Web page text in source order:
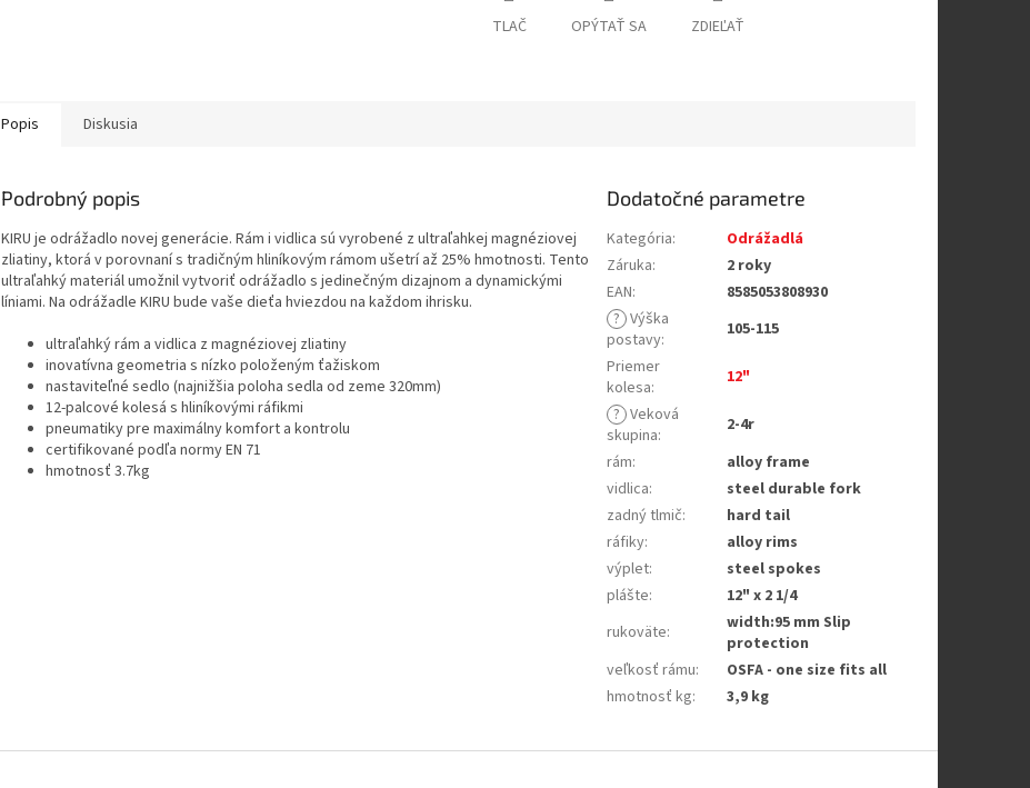
TLAČ OPÝTAŤ SA ZDIEĽAŤ
Popis Diskusia
Podrobný popis
KIRU je odrážadlo novej generácie. Rám i vidlica sú vyrobené z ultraľahkej magnéziovej
zliatiny, ktorá v porovnaní s tradičným hliníkovým rámom ušetrí až 25% hmotnosti. Tento
ultraľahký materiál umožnil vytvoriť odrážadlo s jedinečným dizajnom a dynamickými
líniami. Na odrážadle KIRU bude vaše dieťa hviezdou na každom ihrisku.
ultraľahký rám a vidlica z magnéziovej zliatiny
inovatívna geometria s nízko položeným ťažiskom
nastaviteľné sedlo (najnižšia poloha sedla od zeme 320mm)
12-palcové kolesá s hliníkovými ráfikmi
pneumatiky pre maximálny komfort a kontrolu
certifikované podľa normy EN 71
hmotnosť 3.7kg
Dodatočné parametre
Kategória:
Odrážadlá
Záruka:
2 roky
EAN:
8585053808930
? Výška
postavy:
105-115
Priemer
kolesa:
12"
? Veková
skupina:
2-4r
rám:
alloy frame
vidlica:
steel durable fork
zadný tlmič:
hard tail
ráfiky:
alloy rims
výplet:
steel spokes
plášte:
12" x 2 1/4
rukoväte:
width:95 mm Slip
protection
veľkosť rámu:
OSFA - one size fits all
hmotnosť kg: 3,9 kg